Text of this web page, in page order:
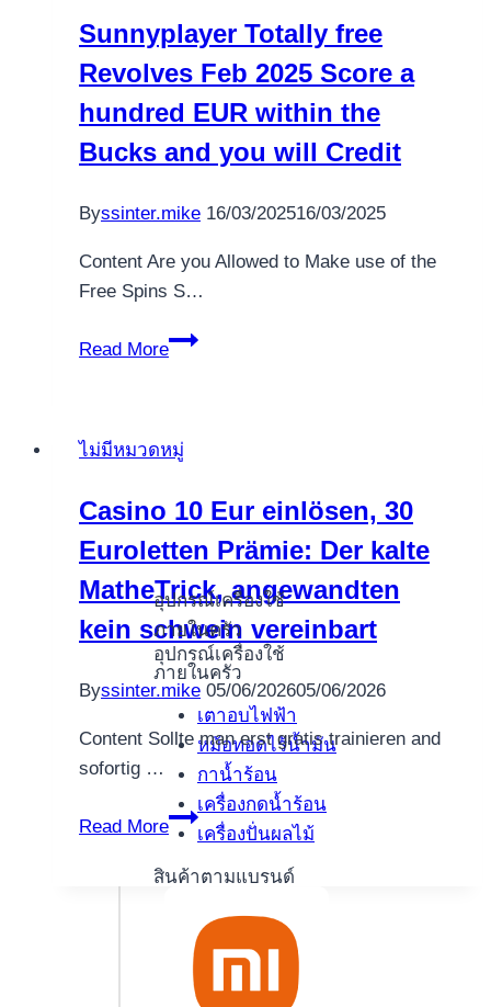
อุปกรณ์เครื่องใช้
ภายในครัว
อุปกรณ์เครื่องใช้
ภายในครัว
เตาอบไฟฟ้า
หม้อทอดไร้น้ำมัน
กาน้ำร้อน
เครื่องกดน้ำร้อน
เครื่องปั่นผลไม้
สินค้าตามแบรนด์
casino
en
ligne
Sunnyplayer Totally free
Revolves Feb 2025 Score a
hundred EUR within the
Bucks and you will Credit
Byssinter.mike 16/03/202516/03/2025
Content Are you Allowed to Make use of the
Free Spins S…
Read More
Sunnyplayer
Feb
Score
a
hundred
EUR
within
the
Bucks
and
you
will
Credit
ไม่มีหมวดหมู่
Casino 10 Eur einlösen, 30
Euroletten Prämie: Der kalte
MatheTrick, angewandten
kein schwein vereinbart
Byssinter.mike 05/06/202605/06/2026
Content Sollte man erst gratis trainieren and
sofortig …
Read More
Casino
Eur
Euroletten
Prämie: